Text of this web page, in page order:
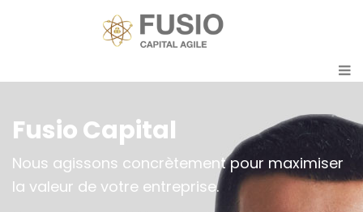
Fusio Capital
Nous agissons concrètement pour maximiser
la valeur de votre entreprise.